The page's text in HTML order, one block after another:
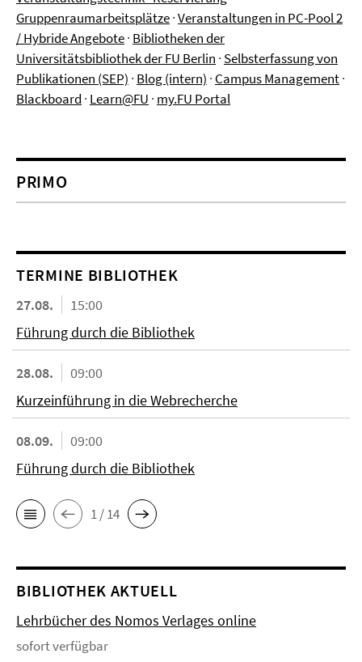
Gruppenraumarbeitsplätze·Veranstaltungen in PC-Pool 2
/ Hybride Angebote· Bibliotheken der
Universitätsbibliothek der FU Berlin · Selbsterfassung von
Publikationen (SEP) · Blog (intern) · Campus Management·
Blackboard · Learn@FU · my.FU Portal
PRIMO
TERMINE BIBLIOTHEK
27.08.
15:00
Führung durch die Bibliothek
28.08.
09:00
Kurzeinführung in die Webrecherche
08.09.
09:00
Führung durch die Bibliothek
1 / 14
BIBLIOTHEK AKTUELL
Lehrbücher des Nomos Verlages online
sofort verfügbar